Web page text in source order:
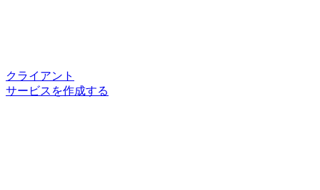
クライアント
サービスを作成する